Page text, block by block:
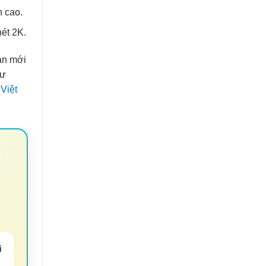
cao.
2K.
mới